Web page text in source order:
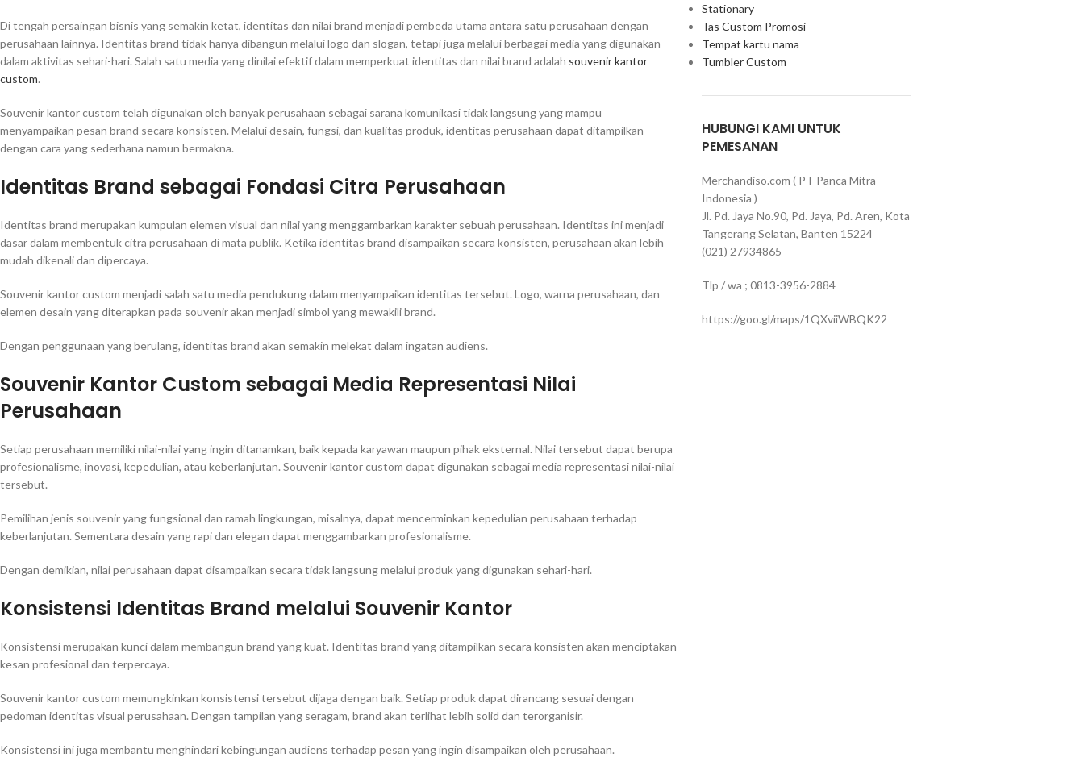
Di tengah persaingan bisnis yang semakin ketat, identitas dan nilai brand menjadi pembeda utama antara satu perusahaan dengan
perusahaan lainnya. Identitas brand tidak hanya dibangun melalui logo dan slogan, tetapi juga melalui berbagai media yang digunakan
dalam aktivitas sehari-hari. Salah satu media yang dinilai efektif dalam memperkuat identitas dan nilai brand adalah souvenir kantor
custom.
Souvenir kantor custom telah digunakan oleh banyak perusahaan sebagai sarana komunikasi tidak langsung yang mampu
menyampaikan pesan brand secara konsisten. Melalui desain, fungsi, dan kualitas produk, identitas perusahaan dapat ditampilkan
dengan cara yang sederhana namun bermakna.
Identitas Brand sebagai Fondasi Citra Perusahaan
Identitas brand merupakan kumpulan elemen visual dan nilai yang menggambarkan karakter sebuah perusahaan. Identitas ini menjadi
dasar dalam membentuk citra perusahaan di mata publik. Ketika identitas brand disampaikan secara konsisten, perusahaan akan lebih
mudah dikenali dan dipercaya.
Souvenir kantor custom menjadi salah satu media pendukung dalam menyampaikan identitas tersebut. Logo, warna perusahaan, dan
elemen desain yang diterapkan pada souvenir akan menjadi simbol yang mewakili brand.
Dengan penggunaan yang berulang, identitas brand akan semakin melekat dalam ingatan audiens.
Souvenir Kantor Custom sebagai Media Representasi Nilai
Perusahaan
Setiap perusahaan memiliki nilai-nilai yang ingin ditanamkan, baik kepada karyawan maupun pihak eksternal. Nilai tersebut dapat berupa
profesionalisme, inovasi, kepedulian, atau keberlanjutan. Souvenir kantor custom dapat digunakan sebagai media representasi nilai-nilai
tersebut.
Pemilihan jenis souvenir yang fungsional dan ramah lingkungan, misalnya, dapat mencerminkan kepedulian perusahaan terhadap
keberlanjutan. Sementara desain yang rapi dan elegan dapat menggambarkan profesionalisme.
Dengan demikian, nilai perusahaan dapat disampaikan secara tidak langsung melalui produk yang digunakan sehari-hari.
Konsistensi Identitas Brand melalui Souvenir Kantor
Konsistensi merupakan kunci dalam membangun brand yang kuat. Identitas brand yang ditampilkan secara konsisten akan menciptakan
kesan profesional dan terpercaya.
Souvenir kantor custom memungkinkan konsistensi tersebut dijaga dengan baik. Setiap produk dapat dirancang sesuai dengan
pedoman identitas visual perusahaan. Dengan tampilan yang seragam, brand akan terlihat lebih solid dan terorganisir.
Konsistensi ini juga membantu menghindari kebingungan audiens terhadap pesan yang ingin disampaikan oleh perusahaan.
Stationary
Tas Custom Promosi
Tempat kartu nama
Tumbler Custom
HUBUNGI KAMI UNTUK
PEMESANAN
Merchandiso.com ( PT Panca Mitra
Indonesia )
Jl. Pd. Jaya No.90, Pd. Jaya, Pd. Aren, Kota
Tangerang Selatan, Banten 15224
(021) 27934865
Tlp / wa ; 0813-3956-2884
https://goo.gl/maps/1QXviiWBQK22